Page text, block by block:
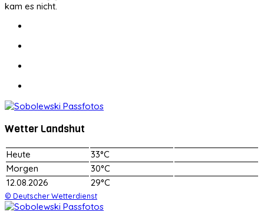
kam es nicht.
Wetter Landshut
Heute
33°C
Morgen
30°C
12.08.2026
29°C
© Deutscher Wetterdienst